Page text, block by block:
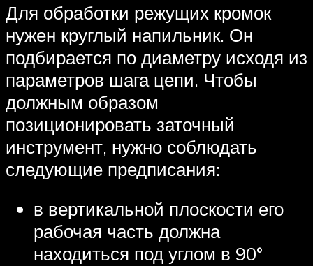
Для обработки режущих кромок
нужен круглый напильник. Он
подбирается по диаметру исходя из
параметров шага цепи. Чтобы
должным образом
позиционировать заточный
инструмент, нужно соблюдать
следующие предписания:
в вертикальной плоскости его
рабочая часть должна
находиться под углом в 90°